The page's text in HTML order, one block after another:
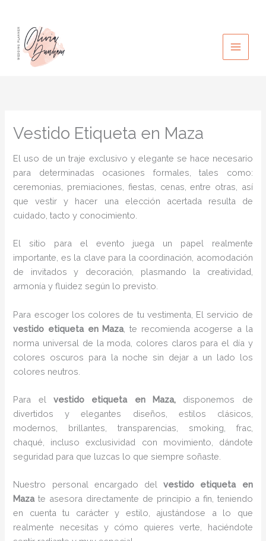
contenido
Vestido Etiqueta en Maza
El uso de un traje exclusivo y elegante se hace necesario
para determinadas ocasiones formales, tales como:
ceremonias, premiaciones, fiestas, cenas, entre otras, así
que vestir y hacer una elección acertada resulta de
cuidado, tacto y conocimiento.
El sitio para el evento juega un papel realmente
importante, es la clave para la coordinación, acomodación
de invitados y decoración, plasmando la creatividad,
armonía y fluidez según lo previsto.
Para escoger los colores de tu vestimenta, El servicio de
vestido etiqueta en Maza, te recomienda acogerse a la
norma universal de la moda, colores claros para el día y
colores oscuros para la noche sin dejar a un lado los
colores neutros.
Para elvestido etiquetaen Maza, disponemos de
divertidos y elegantes diseños, estilos clásicos,
modernos, brillantes, transparencias, smoking, frac,
chaqué, incluso exclusividad con movimiento, dándote
seguridad para que luzcas lo que siempre soñaste.
Nuestro personal encargado delvestido etiquetaen
Mazate asesora directamente de principio a fin, teniendo
en cuenta tu carácter y estilo, ajustándose a lo que
realmente necesitas y cómo quieres verte, haciéndote